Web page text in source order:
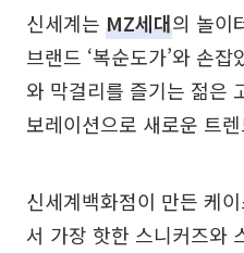
신세계는 MZ세대의 놀이
브랜드 ‘복순도가’와 손
와 막걸리를 즐기는 젊은
보레이션으로 새로운 트
신세계백화점이 만든 케
서 가장 핫한 스니커즈와